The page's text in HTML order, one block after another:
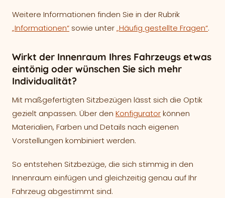
Weitere Informationen finden Sie in der Rubrik
„Informationen“ sowie unter„Häufig gestellte Fragen“.
Wirkt der Innenraum Ihres Fahrzeugs etwas
eintönig oder wünschen Sie sich mehr
Individualität?
Mit maßgefertigten Sitzbezügen lässt sich die Optik
gezielt anpassen. Über den Konfiguratorkönnen
Materialien, Farben und Details nach eigenen
Vorstellungen kombiniert werden.
So entstehen Sitzbezüge, die sich stimmig in den
Innenraum einfügen und gleichzeitig genau auf Ihr
Fahrzeug abgestimmt sind.